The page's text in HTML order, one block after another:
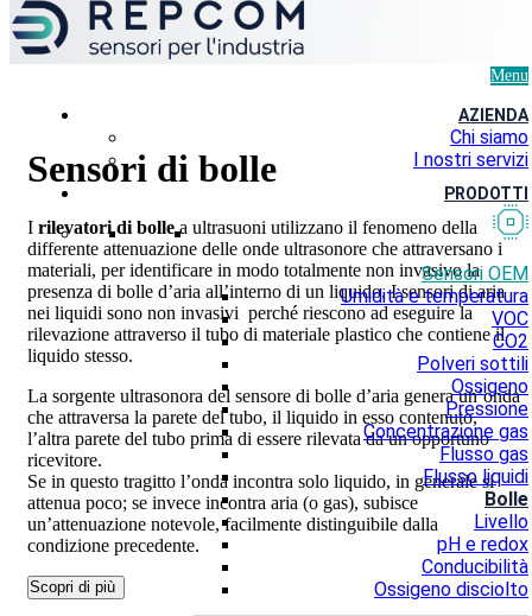
Menu
AZIENDA
Chi siamo
I nostri servizi
PRODOTTI
Sensori OEM
Umidità e temperatura
VOC
CO2
Polveri sottili
Ossigeno
Pressione
Concentrazione gas
Flusso gas
Flusso liquidi
Bolle
Livello
pH e redox
Conducibilità
Ossigeno disciolto
Sensori di bolle
I rilevatori di bollea ultrasuoni utilizzano il fenomeno della
differente attenuazione delle onde ultrasonore che attraversano i
materiali, per identificare in modo totalmente non invasivo la
presenza di bolle d’aria all’interno di un liquido. I sensori di aria
nei liquidi sono non invasivi perché riescono ad eseguire la
rilevazione attraverso il tubo di materiale plastico che contiene il
liquido stesso.
La sorgente ultrasonora del sensore di bolle d’aria genera un’onda
che attraversa la parete del tubo, il liquido in esso contenuto,
l’altra parete del tubo prima di essere rilevata da un opportuno
ricevitore.
Se in questo tragitto l’onda incontra solo liquido, in generale si
attenua poco; se invece incontra aria (o gas), subisce
un’attenuazione notevole, facilmente distinguibile dalla
condizione precedente.
Scopri di più